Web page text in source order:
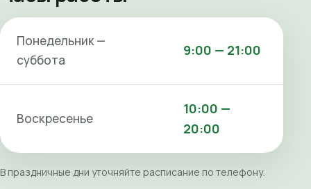
Понедельник —
суббота
9:00 — 21:00
Воскресенье
10:00 —
20:00
В праздничные дни уточняйте расписание по телефону.